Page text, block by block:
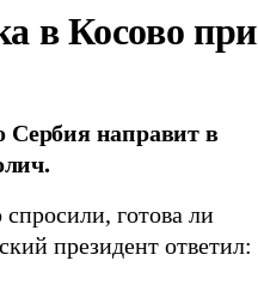
в Косово при
Сербия направит в
готова ли
президент ответил: